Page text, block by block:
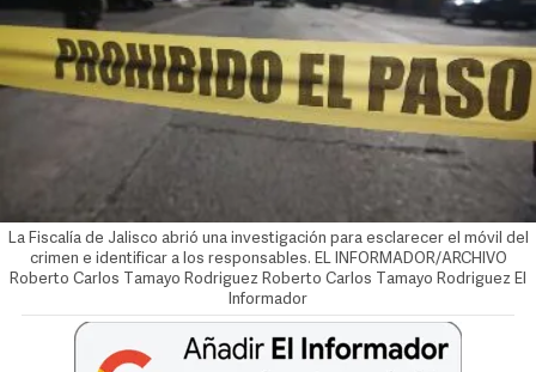
La Fiscalía de Jalisco abrió una investigación para esclarecer el móvil del
crimen e identificar a los responsables. EL INFORMADOR/ARCHIVO
Roberto Carlos Tamayo Rodriguez Roberto Carlos Tamayo Rodriguez El
Informador